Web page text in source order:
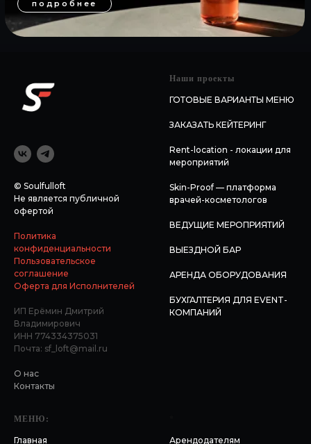
© Soulfulloft
Не является публичной
офертой
Политика
конфиденциальности
Пользовательское
соглашение
Оферта для Исполнителей
ИП Ерёмин Дмитрий
Владимирович
ИНН 774334375031
Почта: sf_loft@mail.ru
О нас
Контакты
Наши проекты
ГОТОВЫЕ ВАРИАНТЫ МЕНЮ
ЗАКАЗАТЬ КЕЙТЕРИНГ
Rent-location - локации для
мероприятий
Skin-Proof — платформа
врачей-косметологов
ВЕДУЩИЕ МЕРОПРИЯТИЙ
ВЫЕЗДНОЙ БАР
АРЕНДА ОБОРУДОВАНИЯ
БУХГАЛТЕРИЯ ДЛЯ EVENT-
КОМПАНИЙ
МЕНЮ:
Главная Арендодателям